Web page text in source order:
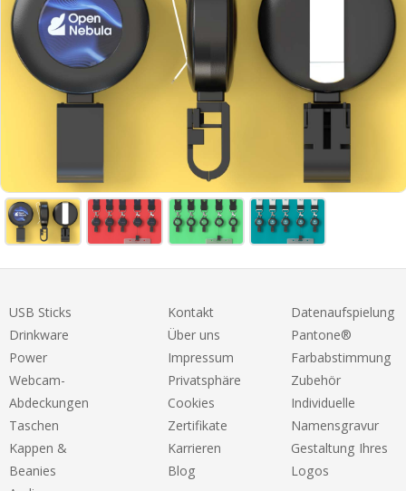
USB Sticks
Drinkware
Power
Webcam-
Abdeckungen
Taschen
Kappen &
Beanies
Kontakt
Über uns
Impressum
Privatsphäre
Cookies
Zertifikate
Karrieren
Blog
Datenaufspielung
Pantone®
Farbabstimmung
Zubehör
Individuelle
Namensgravur
Gestaltung Ihres
Logos